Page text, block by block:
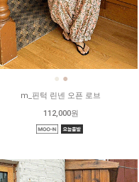
● ●
m_핀턱 린넨 오픈 로브
112,000원